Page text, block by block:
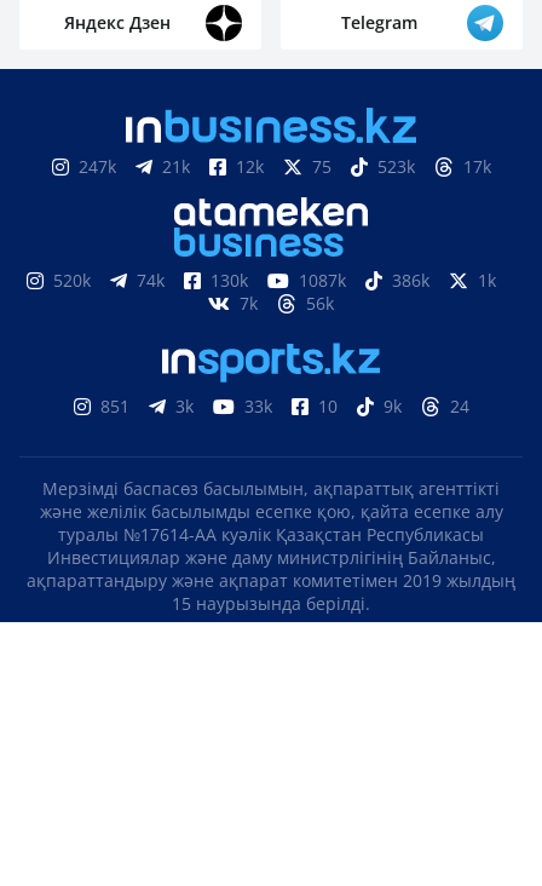
Яндекс Дзен Telegram
247k 21k 12k 75 523k 17k
520k 74k 130k 1087k 386k
1k
7k
56k
851 3k 33k 10 9k 24
Мерзімді баспасөз басылымын, ақпараттық агенттікті
және желілік басылымды есепке қою, қайта есепке алу
туралы №17614-АА куәлік Қазақстан Республикасы
Инвестициялар және даму министрлігінің Байланыс,
ақпараттандыру және ақпарат комитетімен 2019 жылдың
15 наурызында берілді.